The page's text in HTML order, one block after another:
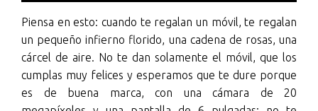
audio
Piensa en esto: cuando te regalan un móvil, te regalan
un pequeño infierno florido, una cadena de rosas, una
cárcel de aire. No te dan solamente el móvil, que los
cumplas muy felices y esperamos que te dure porque
es de buena marca, con una cámara de 20